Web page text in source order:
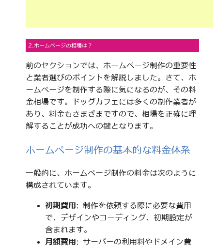
2.ホームページの相場は？
前のセクションでは、ホームページ制作の重要性
と業者選びのポイントを解説しました。さて、ホ
ームページを制作する際に気になるのが、その料
金相場です。ドッグカフェには多くの制作業者が
あり、料金もさまざまですので、相場を正確に理
解することが成功への鍵となります。
ホームページ制作の基本的な料金体系
一般的に、ホームページ制作の料金は次のように
構成されています。
初期費用: 制作を依頼する際に必要な費用
で、デザインやコーディング、初期設定が
含まれます。
月額費用: サーバーの利用料やドメイン費